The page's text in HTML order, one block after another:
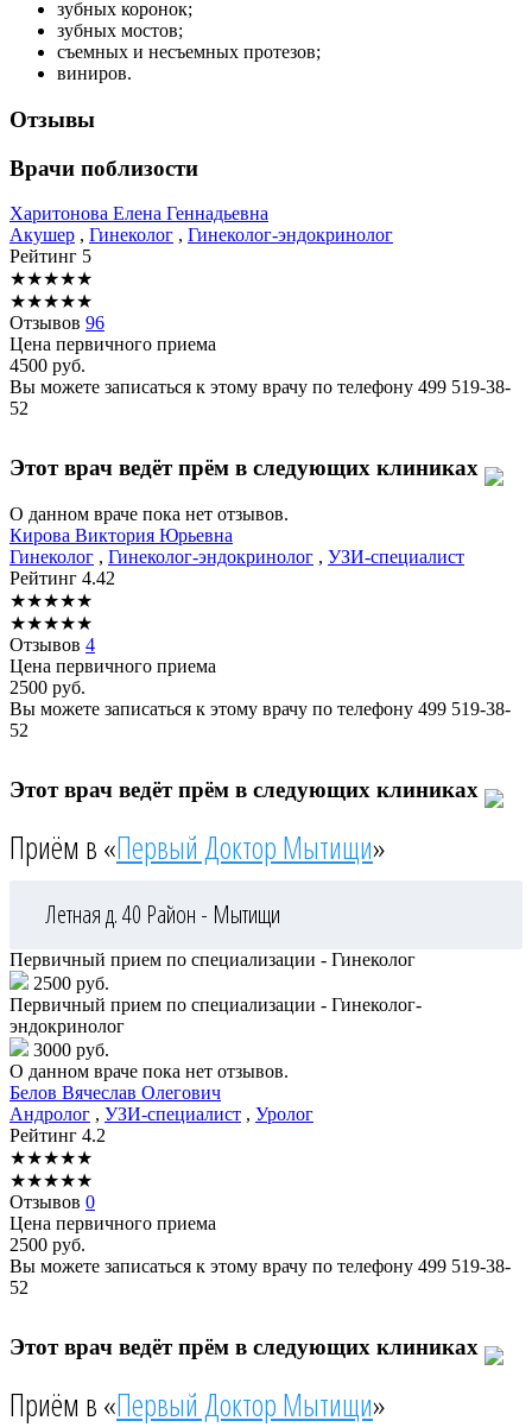
зубных коронок;
зубных мостов;
съемных и несъемных протезов;
виниров.
Отзывы
Врачи поблизости
Харитонова Елена Геннадьевна
Акушер , Гинеколог , Гинеколог-эндокринолог
Рейтинг 5
★★★★★
★★★★★
Отзывов 96
Цена первичного приема
4500 руб.
Вы можете записаться к этому врачу по телефону 499 519-38-
52
Этот врач ведёт прём в следующих клиниках
О данном враче пока нет отзывов.
Кирова Виктория Юрьевна
Гинеколог , Гинеколог-эндокринолог , УЗИ-специалист
Рейтинг 4.42
★★★★★
★★★★★
Отзывов 4
Цена первичного приема
2500 руб.
Вы можете записаться к этому врачу по телефону 499 519-38-
52
Этот врач ведёт прём в следующих клиниках
Приём в «Первый Доктор Мытищи»
Летная д. 40 Район - Мытищи
Первичный прием по специализации - Гинеколог
2500 руб.
Первичный прием по специализации - Гинеколог-
эндокринолог
3000 руб.
О данном враче пока нет отзывов.
Белов Вячеслав Олегович
Андролог , УЗИ-специалист , Уролог
Рейтинг 4.2
★★★★★
★★★★★
Отзывов 0
Цена первичного приема
2500 руб.
Вы можете записаться к этому врачу по телефону 499 519-38-
52
Этот врач ведёт прём в следующих клиниках
Приём в «Первый Доктор Мытищи»